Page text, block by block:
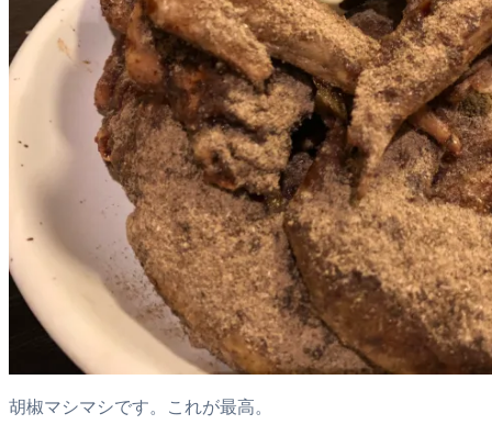
胡椒マシマシです。これが最高。